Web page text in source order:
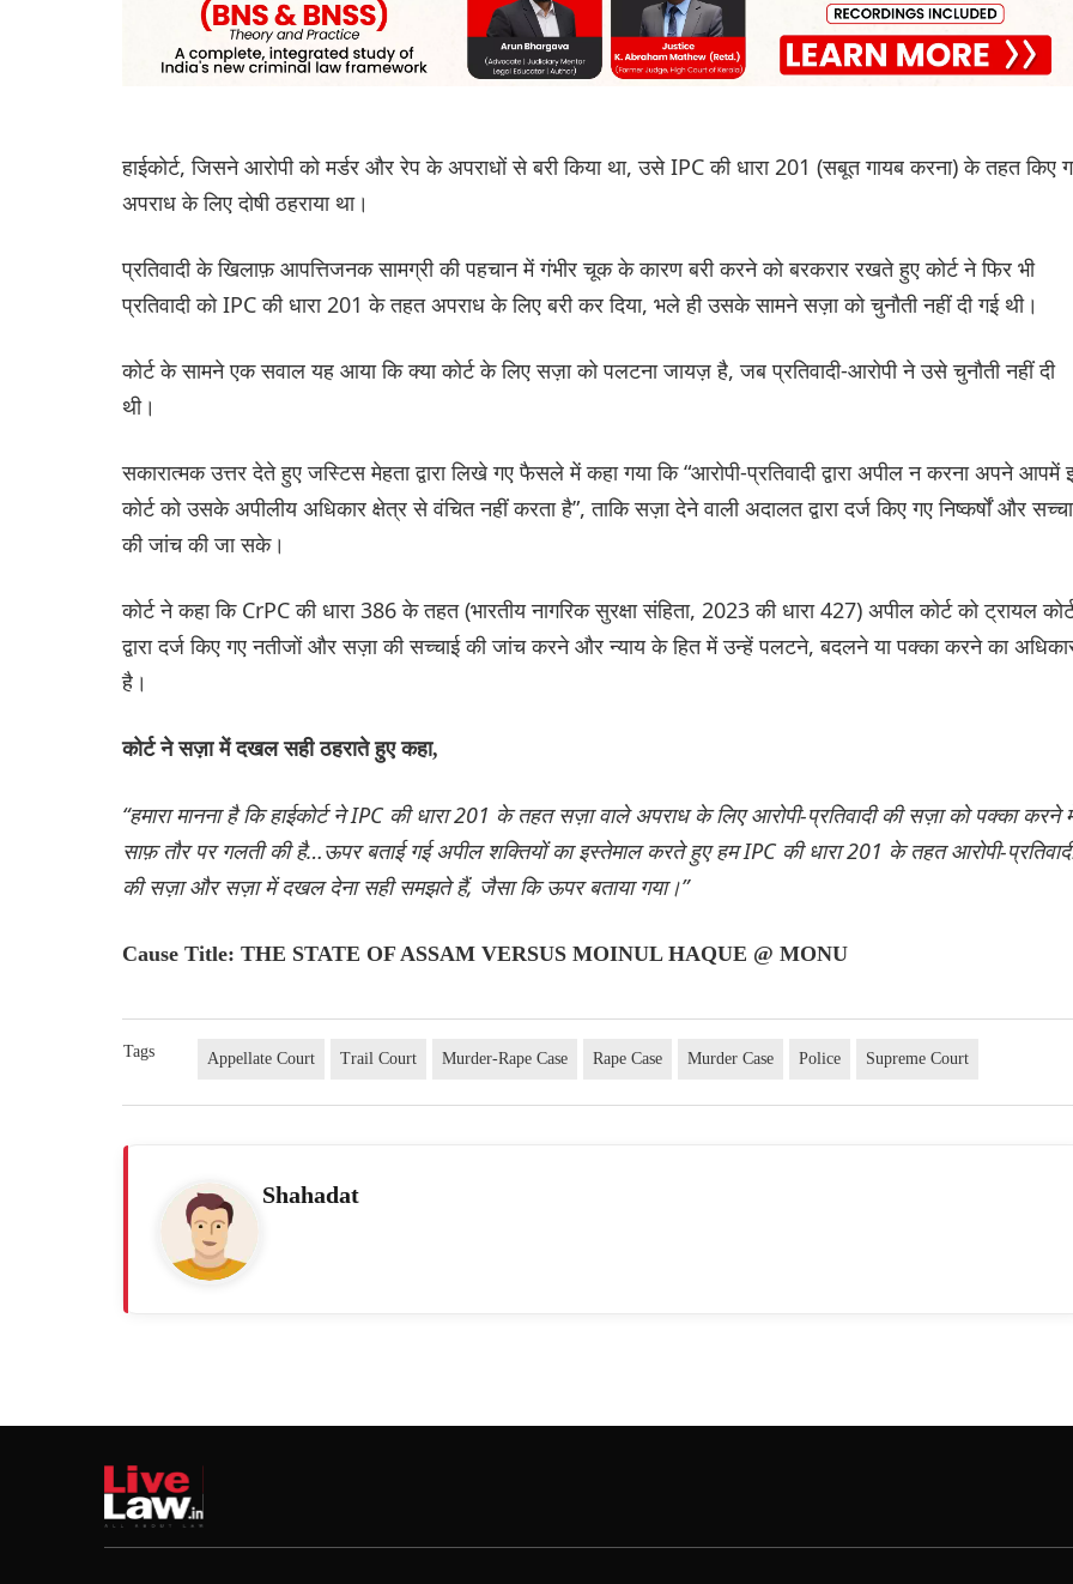
हाईकोर्ट, जिसने आरोपी को मर्डर और रेप के अपराधों से बरी किया था, उसे IPC की धारा 201 (सबूत गायब करना) के तहत किए
अपराध के लिए दोषी ठहराया था।
प्रतिवादी के खिलाफ़ आपत्तिजनक सामग्री की पहचान में गंभीर चूक के कारण बरी करने को बरकरार रखते हुए कोर्ट ने फिर भी
प्रतिवादी को IPC की धारा 201 के तहत अपराध के लिए बरी कर दिया, भले ही उसके सामने सज़ा को चुनौती नहीं दी गई थी।
कोर्ट के सामने एक सवाल यह आया कि क्या कोर्ट के लिए सज़ा को पलटना जायज़ है, जब प्रतिवादी-आरोपी ने उसे चुनौती नहीं दी
थी।
सकारात्मक उत्तर देते हुए जस्टिस मेहता द्वारा लिखे गए फैसले में कहा गया कि “आरोपी-प्रतिवादी द्वारा अपील न करना अपने आपमें
कोर्ट को उसके अपीलीय अधिकार क्षेत्र से वंचित नहीं करता है”, ताकि सज़ा देने वाली अदालत द्वारा दर्ज किए गए निष्कर्षों और
की जांच की जा सके।
कोर्ट ने कहा कि CrPC की धारा 386 के तहत (भारतीय नागरिक सुरक्षा संहिता, 2023 की धारा 427) अपील कोर्ट को ट्रायल
द्वारा दर्ज किए गए नतीजों और सज़ा की सच्चाई की जांच करने और न्याय के हित में उन्हें पलटने, बदलने या पक्का करने का
है।
कोर्ट ने सज़ा में दखल सही ठहराते हुए कहा,
“हमारा मानना ​​है कि हाईकोर्ट ने IPC की धारा 201 के तहत सज़ा वाले अपराध के लिए आरोपी-प्रतिवादी की सज़ा को पक्का करने
साफ़ तौर पर गलती की है…ऊपर बताई गई अपील शक्तियों का इस्तेमाल करते हुए हम IPC की धारा 201 के तहत आरोपी-
की सज़ा और सज़ा में दखल देना सही समझते हैं, जैसा कि ऊपर बताया गया।”
Cause Title: THE STATE OF ASSAM VERSUS MOINUL HAQUE @ MONU
Tags Appellate Court Trail Court Murder-Rape Case Rape Case Murder Case Police Supreme Court
Shahadat